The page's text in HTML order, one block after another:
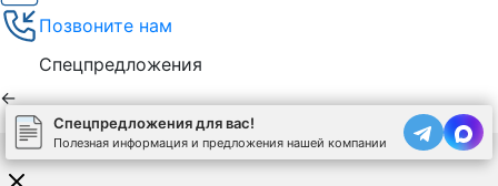
Спецпредложения для вас!
Полезная информация и предложения нашей компании
Позвоните нам
Спецпредложения
←
Используя сайт, вы соглашаетесь на обработку cookies